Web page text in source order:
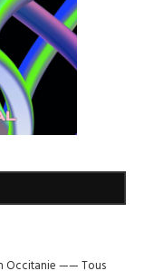
Occitanie——Tous